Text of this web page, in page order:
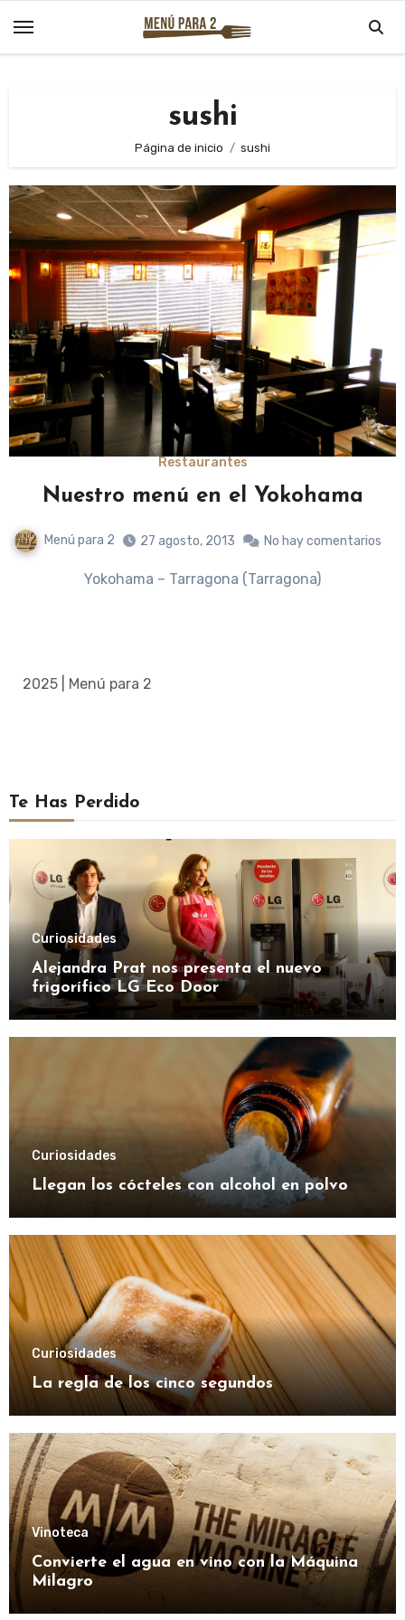
sushi
Página de inicio sushi
Restaurantes
Nuestro menú en el Yokohama
Menú para 2 27 agosto, 2013 No hay comentarios
Yokohama – Tarragona (Tarragona)
2025 | Menú para 2
Te Has Perdido
Curiosidades
Alejandra Prat nos presenta el nuevo
frigorífico LG Eco Door
Curiosidades
Llegan los cócteles con alcohol en polvo
Curiosidades
La regla de los cinco segundos
Vinoteca
Convierte el agua en vino con la Máquina
Milagro